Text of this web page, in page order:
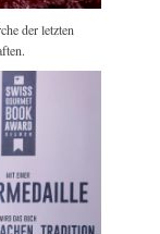
der letzten